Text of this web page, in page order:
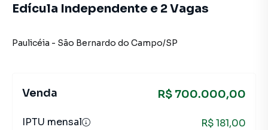
Edícula Independente e 2 Vagas
Paulicéia - São Bernardo do Campo/SP
Venda R$ 700.000,00
IPTU mensal R$ 181,00